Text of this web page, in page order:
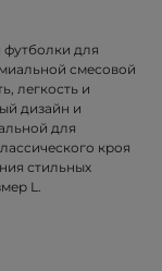
для
смесовой
легкость и
дизайн и
для
кроя
стильных
L.